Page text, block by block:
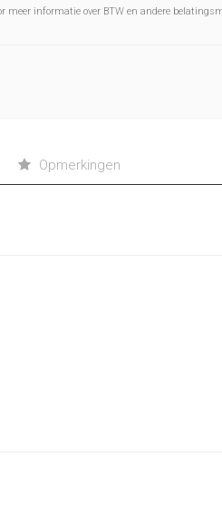
meer informatie over BTW en andere
Opmerkingen